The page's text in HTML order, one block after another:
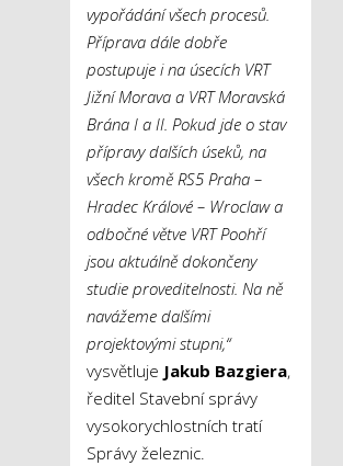
vypořádání všech procesů.
Příprava dále dobře
postupuje i na úsecích VRT
Jižní Morava a VRT Moravská
Brána I a II. Pokud jde o stav
přípravy dalších úseků, na
všech kromě RS5 Praha –
Hradec Králové – Wroclaw a
odbočné větve VRT Poohří
jsou aktuálně dokončeny
studie proveditelnosti. Na ně
navážeme dalšími
projektovými stupni,“
vysvětluje Jakub Bazgiera,
ředitel Stavební správy
vysokorychlostních tratí
Správy železnic.